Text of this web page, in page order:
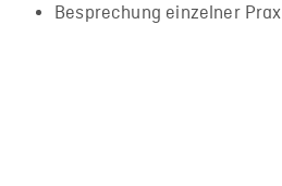
Besprechung einzelner